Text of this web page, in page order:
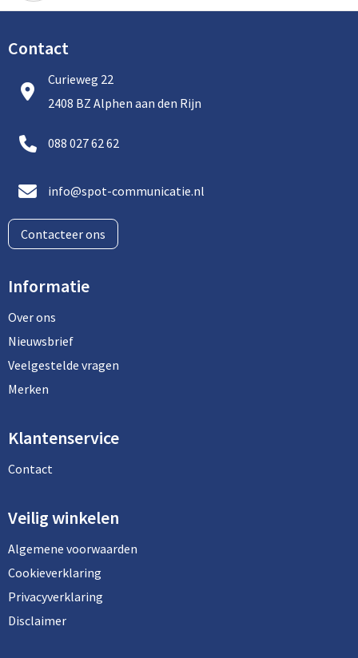
Contact
Curieweg 22
2408 BZ Alphen aan den Rijn
088 027 62 62
info@spot-communicatie.nl
Contacteer ons
Informatie
Over ons
Nieuwsbrief
Veelgestelde vragen
Merken
Klantenservice
Contact
Veilig winkelen
Algemene voorwaarden
Cookieverklaring
Privacyverklaring
Disclaimer